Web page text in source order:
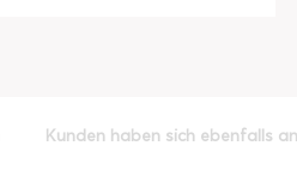
Kunden haben sich ebenfalls